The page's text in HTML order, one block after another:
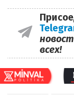
всех!